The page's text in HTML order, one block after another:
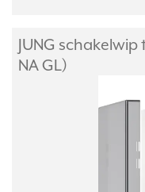
JUNG
NA GL)